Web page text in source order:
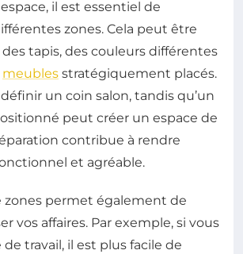
il est essentiel de
zones. Cela peut être
des tapis, des couleurs différentes
meubles stratégiquement placés.
un coin salon, tandis qu’un
peut créer un espace de
contribue à rendre
et agréable.
zones permet également de
vos affaires. Par exemple, si vous
de travail, il est plus facile de